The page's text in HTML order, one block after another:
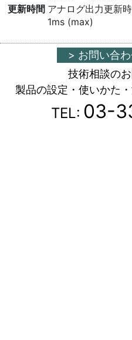
更新時間 アナログ出力更新
1ms (max)
> お問い合
技術相談の
製品の設定・使いかた
TEL: 03-